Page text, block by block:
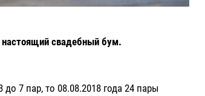
настоящий свадебный бум.
до 7 пар, то 08.08.2018 года 24 пары